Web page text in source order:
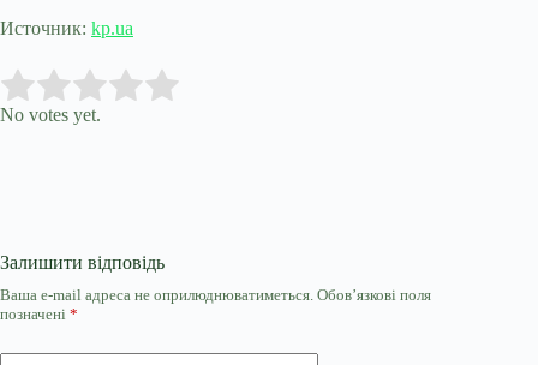
Источник: kp.ua
Rate this item:
No votes yet.
Залишити відповідь
Ваша e-mail адреса не оприлюднюватиметься. Обов’язкові поля
позначені *